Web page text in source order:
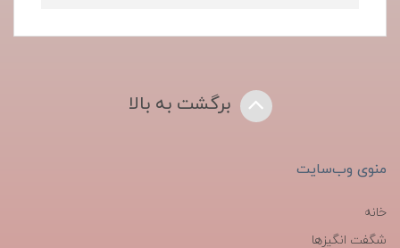
برگشت به بالا
منوی وب‌سایت
خانه
شگفت انگیزها